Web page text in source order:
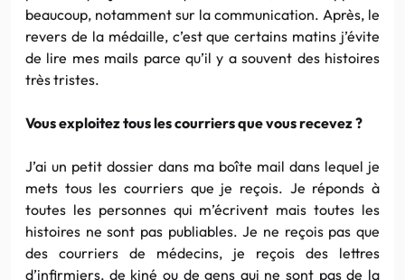
beaucoup, notamment sur la communication. Après, le
revers de la médaille, c’est que certains matins j’évite
de lire mes mails parce qu’il y a souvent des histoires
très tristes.
Vous exploitez tous les courriers que vous recevez ?
J’ai un petit dossier dans ma boîte mail dans lequel je
mets tous les courriers que je reçois. Je réponds à
toutes les personnes qui m’écrivent mais toutes les
histoires ne sont pas publiables. Je ne reçois pas que
des courriers de médecins, je reçois des lettres
d’infirmiers, de kiné ou de gens qui ne sont pas de la